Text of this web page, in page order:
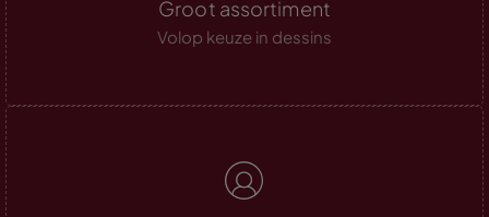
Groot assortiment
Volop keuze in dessins